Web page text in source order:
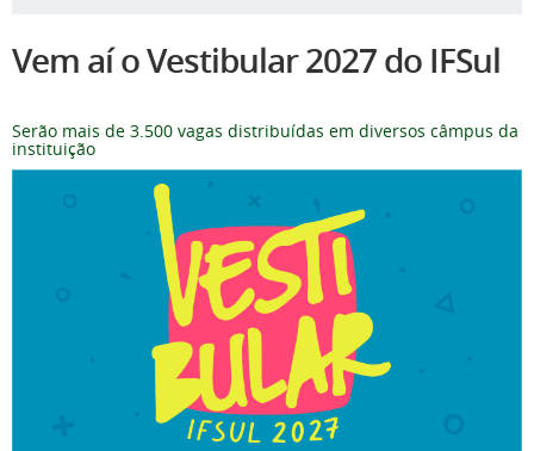
Vem aí o Vestibular 2027 do IFSul
Serão mais de 3.500 vagas distribuídas em diversos câmpus da
instituição